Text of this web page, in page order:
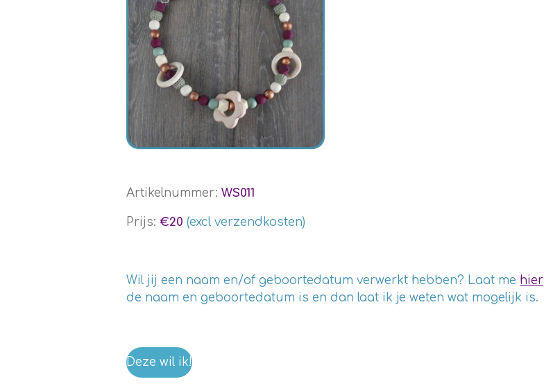
Artikelnummer: WS011
Prijs: €20 (excl verzendkosten)
Wil jij een naam en/of geboortedatum verwerkt hebben? Laat me hier
de naam en geboortedatum is en dan laat ik je weten wat mogelijk is.
Deze wil ik!